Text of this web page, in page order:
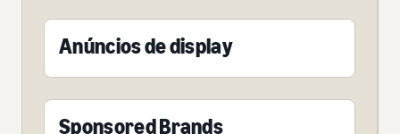
Anúncios de display
Sponsored Brands